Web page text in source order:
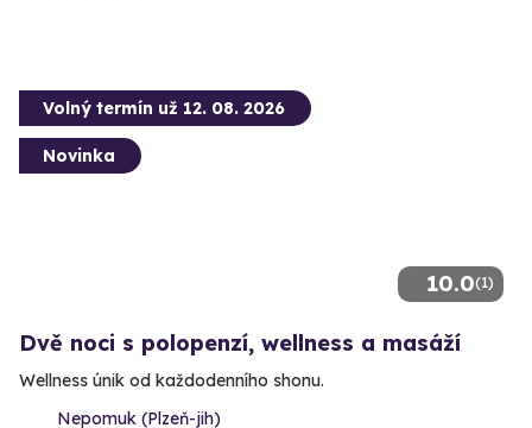
10.0(1)
Volný termín už 12. 08. 2026
Novinka
Dvě noci s polopenzí, wellness a masáží
Wellness únik od každodenního shonu.
Nepomuk (Plzeň-jih)